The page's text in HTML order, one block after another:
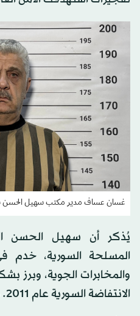
غسان عساف مدير مكتب سهيل الحسن
يُذكر أن سهيل الحسن
المسلحة السورية، خدم
والمخابرات الجوية، وبرز
الانتفاضة السورية عام 2011. و